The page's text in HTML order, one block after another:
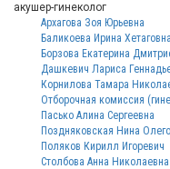
акушер-гинеколог
Архагова Зоя Юрьевна
Баликоева Ирина Хетаговна
Борзова Екатерина
Дашкевич Лариса
Корнилова Тамара
Отборочная комиссия
Пасько Алина Сергеевна
Поздняковская Нина
Поляков Кирилл Игоревич
Столбова Анна Николаевна